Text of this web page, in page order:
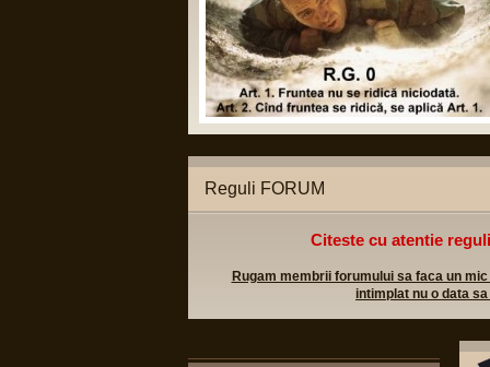
Reguli FORUM
Citeste cu atentie
Rugam membrii forumului sa faca un
intimplat nu o data